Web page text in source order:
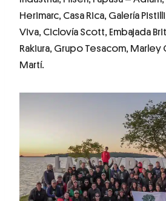
Herimarc, Casa Rica, Galería
Viva, Ciclovía Scott, Embajada
Rakiura, Grupo Tesacom,
Martí.